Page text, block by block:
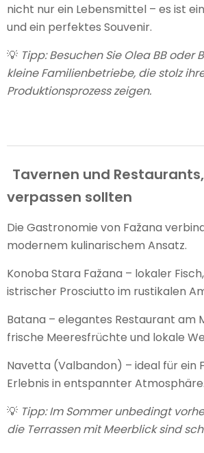
nicht nur ein Lebensmittel – es ist
und ein perfektes Souvenir.
💡 Tipp: Besuchen Sie Olea BB oder
kleine Familienbetriebe, die stolz
Produktionsprozess zeigen.
Tavernen und
verpassen sollten
Die Gastronomie von Fažana
modernem kulinarischem Ansatz.
Konoba Stara Fažana – lokaler
istrischer Prosciutto im rustikalen
Batana – elegantes Restaurant am
frische Meeresfrüchte und lokale
Navetta (Valbandon) – ideal für ein
Erlebnis in entspannter Atmosphäre.
💡 Tipp: Im Sommer unbedingt
die Terrassen mit Meerblick sind